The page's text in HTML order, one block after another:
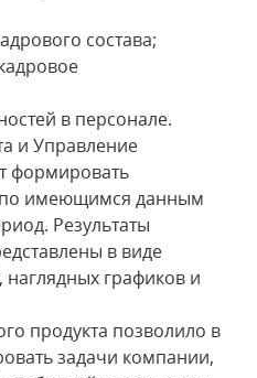
состава;
в персонале.
и Управление
формировать
по имеющимся данным
Результаты
в виде
наглядных графиков и
продукта позволило в
задачи компании,